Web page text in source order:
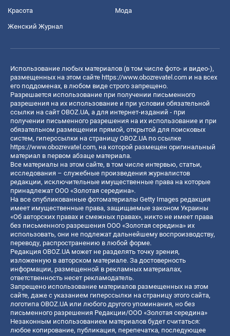
Красота Мода
Женский Журнал
Использование любых материалов (в том числе фото- и видео-),
размещенных на этом сайте https://www.obozrevatel.com и на всех
его поддоменах, в любом виде строго запрещено.
Разрешается использование при получении письменного
разрешения на их использование и при условии обязательной
ссылки на сайт OBOZ.UA, а для интернет-изданий - при
получении письменного разрешения на их использование и при
обязательном размещении прямой, открытой для поисковых
систем, гиперссылки на страницу OBOZ.UA по ссылке
https://www.obozrevatel.com, на которой размещен оригинальный
материал в первом абзаце материала.
Все материалы на этом сайте, в том числе интервью, статьи,
исследования – служебные произведения журналистов
редакции, исключительные имущественные права на которые
принадлежат ООО «Золотая середина».
На все опубликованные фотоматериалы Getty Images редакция
имеет имущественные права, защищаемые законом Украины
«Об авторских правах и смежных правах», никто не имеет права
без письменного разрешения ООО «Золотая середина» их
использовать, они не подлежат дальнейшему воспроизводству,
переводу, распространению в любой форме.
Редакция OBOZ.UA может не разделять точку зрения,
изложенную в авторском материале. За достоверность
информации, размещенной в рекламных материалах,
ответственность несет рекламодатель.
Запрещено использование материалов размещенных на этом
сайте, даже с указанием гиперссылки на страницу этого сайта,
логотипа OBOZ.UA или любого другого упоминания, но без
письменного разрешения Редакции/ООО «Золотая середина»
Незаконным использованием материалов будет считаться:
любое копирование, публикация, перепечатка, последующее